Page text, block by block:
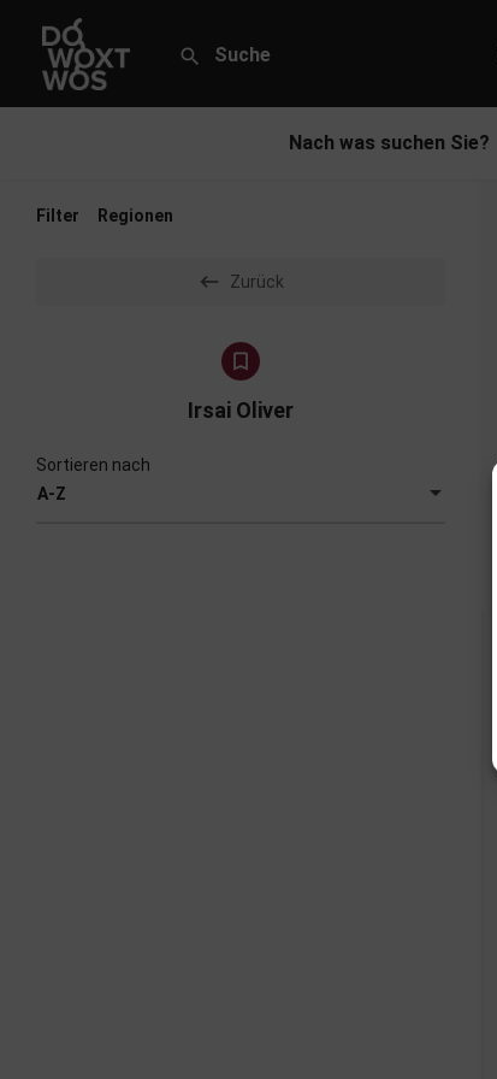
Nach was suchen Sie?
Filter Regionen
Zurück
Irsai Oliver
A-Z
Sortieren nach